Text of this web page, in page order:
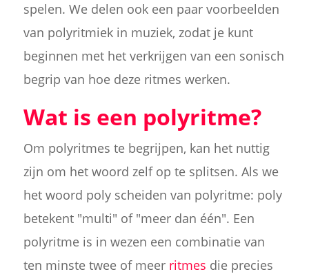
spelen. We delen ook een paar voorbeelden
van polyritmiek in muziek, zodat je kunt
beginnen met het verkrijgen van een sonisch
begrip van hoe deze ritmes werken.
Wat is een polyritme?
Om polyritmes te begrijpen, kan het nuttig
zijn om het woord zelf op te splitsen. Als we
het woord poly scheiden van polyritme: poly
betekent "multi" of "meer dan één". Een
polyritme is in wezen een combinatie van
ten minste twee of meer ritmes die precies